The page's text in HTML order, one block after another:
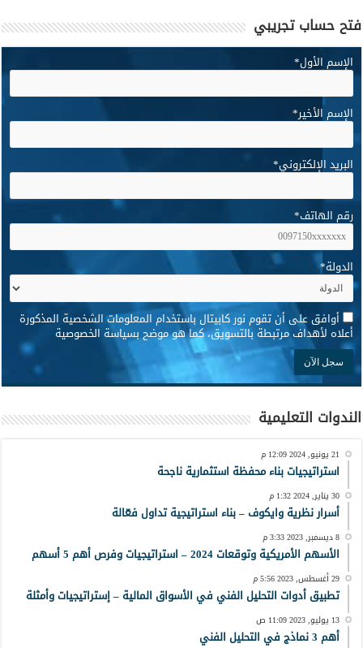
فتح حساب تجريبي
الإسم الأول*
الإسم الأخير*
البريد الإلكتروني*
رقم الهاتف*
الدولة*
* أوافق على أن تقوم نور كابيتال باستخدام المعلومات الشخصية المذكورة
أعلاه لأهداف مرتبطة بالتسويق، كما هو موضح بسياسة الخصوصية
الندوات التعليمية
21 يونيو, 2024 12:09 م
استراتيجيات بناء محفظة استثمارية ناجحة
30 يناير, 2024 1:32 م
أسرار نظرية وايكوف – بناء استراتيجية تداول فعّالة
8 ديسمبر, 2023 3:33 م
الأسهم الأمريكية وتوقعات 2024 – استراتيجيات وفرص أهم 5 أسهم
29 أغسطس, 2023 5:56 م
تطبيق أدوات التحليل الفني في الأسواق المالية – إستراتيجيات وأمثلة
13 يوليو, 2023 11:09 ص
أهم 3 نماذج في التحليل الفني